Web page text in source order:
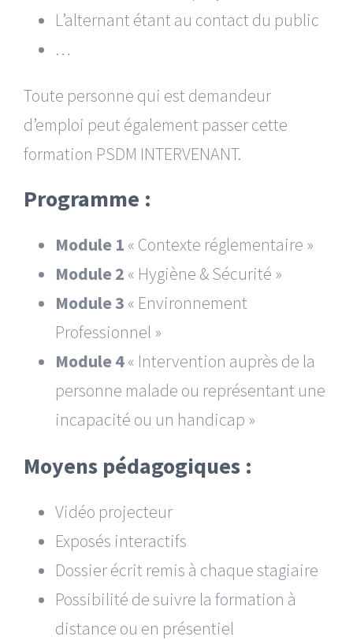
L’alternant étant au contact du public
…
Toute personne qui est demandeur
d’emploi peut également passer cette
formation PSDM INTERVENANT.
Programme :
Module 1 « Contexte réglementaire »
Module 2 « Hygiène & Sécurité »
Module 3 « Environnement
Professionnel »
Module 4« Intervention auprès de la
personne malade ou représentant une
incapacité ou un handicap »
Moyens pédagogiques :
Vidéo projecteur
Exposés interactifs
Dossier écrit remis à chaque stagiaire
Possibilité de suivre la formation à
distance ou en présentiel